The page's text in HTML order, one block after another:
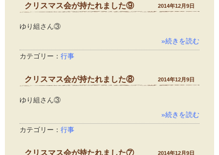
クリスマス会が持たれました⑨ 2014年12月9日
ゆり組さん③
»続きを読む
カテゴリー： 行事
クリスマス会が持たれました⑧ 2014年12月9日
ゆり組さん③
»続きを読む
カテゴリー： 行事
クリスマス会が持たれました⑦ 2014年12月9日